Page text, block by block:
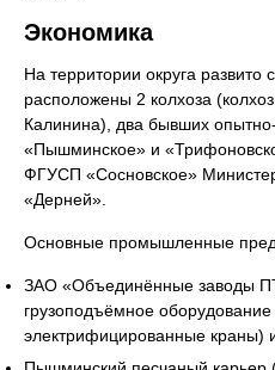
Экономика
На территории округа развито
расположены 2 колхоза
Калинина), два бывших
«Пышминское» и
ФГУСП «Сосновское»
«Дерней».
Основные промышленные
ЗАО «Объединённые заводы
грузоподъёмное
электрифицированные краны)